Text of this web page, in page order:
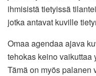
ihmisistä tietyissä
jotka antavat kuville
Omaa agendaa ajava
tehokas keino
Tämä on myös palanen